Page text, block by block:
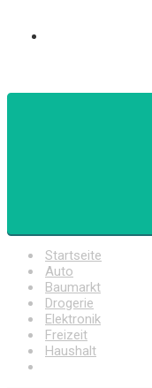
Startseite
Auto
Baumarkt
Drogerie
Elektronik
Freizeit
Haushalt